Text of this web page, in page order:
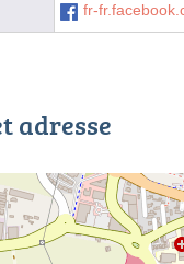
fr-
adresse